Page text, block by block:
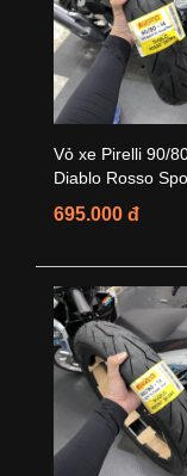
Vỏ xe Pirelli 90/
Diablo Rosso
695.000 đ